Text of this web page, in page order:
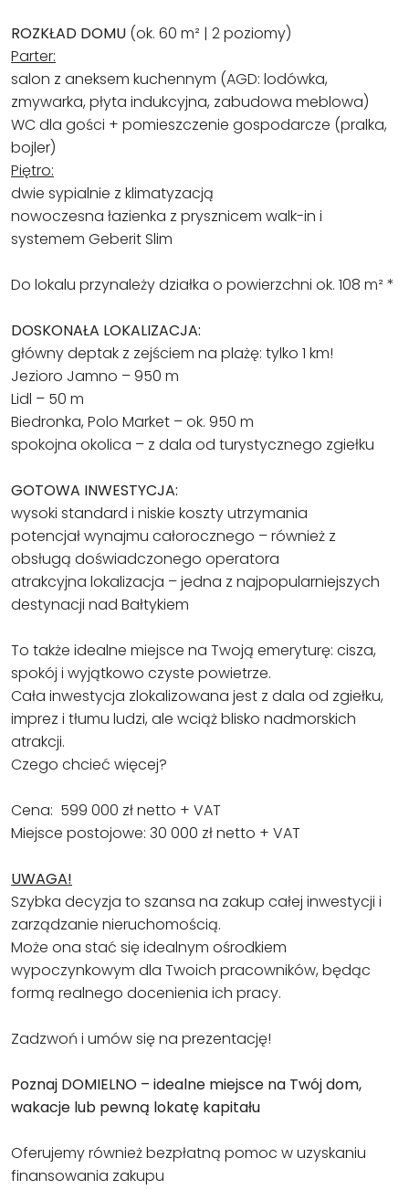
ROZKŁAD DOMU (ok. 60 m² | 2 poziomy)
Parter:
salon z aneksem kuchennym (AGD: lodówka,
zmywarka, płyta indukcyjna, zabudowa meblowa)
WC dla gości + pomieszczenie gospodarcze (pralka,
bojler)
Piętro:
dwie sypialnie z klimatyzacją
nowoczesna łazienka z prysznicem walk-in i
systemem Geberit Slim
Do lokalu przynależy działka o powierzchni ok. 108 m² *
DOSKONAŁA LOKALIZACJA:
główny deptak z zejściem na plażę: tylko 1 km!
Jezioro Jamno – 950 m
Lidl – 50 m
Biedronka, Polo Market – ok. 950 m
spokojna okolica – z dala od turystycznego zgiełku
GOTOWA INWESTYCJA:
wysoki standard i niskie koszty utrzymania
potencjał wynajmu całorocznego – również z
obsługą doświadczonego operatora
atrakcyjna lokalizacja – jedna z najpopularniejszych
destynacji nad Bałtykiem
To także idealne miejsce na Twoją emeryturę: cisza,
spokój i wyjątkowo czyste powietrze.
Cała inwestycja zlokalizowana jest z dala od zgiełku,
imprez i tłumu ludzi, ale wciąż blisko nadmorskich
atrakcji.
Czego chcieć więcej?
Cena: 599 000 zł netto + VAT
Miejsce postojowe: 30 000 zł netto + VAT
UWAGA!
Szybka decyzja to szansa na zakup całej inwestycji i
zarządzanie nieruchomością.
Może ona stać się idealnym ośrodkiem
wypoczynkowym dla Twoich pracowników, będąc
formą realnego docenienia ich pracy.
Zadzwoń i umów się na prezentację!
Poznaj DOMIELNO – idealne miejsce na Twój dom,
wakacje lub pewną lokatę kapitału
Oferujemy również bezpłatną pomoc w uzyskaniu
finansowania zakupu